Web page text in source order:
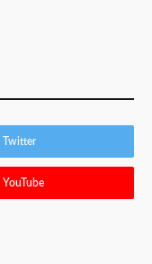
Twitter
YouTube